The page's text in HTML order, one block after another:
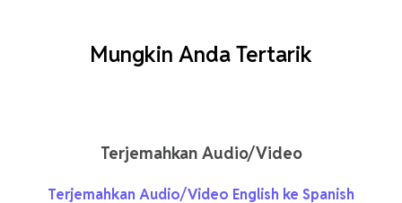
Mungkin Anda Tertarik
Terjemahkan Audio/Video
Terjemahkan Audio/Video English ke Spanish